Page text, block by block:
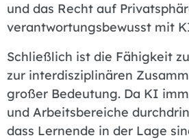
und das Recht auf
verantwortungsbewusst mit
Schließlich ist die Fähigkeit
zur interdisziplinären
großer Bedeutung. Da KI
und Arbeitsbereiche
dass Lernende in der Lage